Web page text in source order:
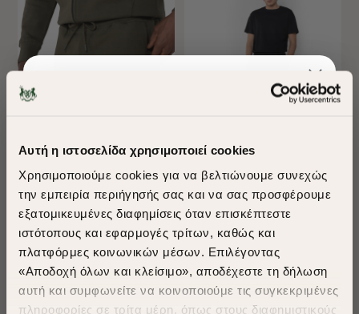
Αυτή η ιστοσελίδα χρησιμοποιεί cookies
Χρησιμοποιούμε cookies για να βελτιώνουμε συνεχώς
την εμπειρία περιήγησής σας και να σας προσφέρουμε
εξατομικευμένες διαφημίσεις όταν επισκέπτεστε
ιστότοπους και εφαρμογές τρίτων, καθώς και
πλατφόρμες κοινωνικών μέσων. Επιλέγοντας
«Αποδοχή όλων και κλείσιμο», αποδέχεστε τη δήλωση
αυτή και συμφωνείτε να κοινοποιούμε τις συγκεκριμένες
πληροφορίες σε τρίτα μέρη, όπως στους διαφημιστικούς
-40%
ΣΟΡΤΣ SPORT ESSENTIAL
€55,00 €33,00
+ 3 Colors
Sustainable Cotton
-40%
ΒΕΡΜΟΥΔΑ SWEAT REGULAR
FIT
€70,00 €42,00
+ 1 Colors
​
A Season of Style
SUMMER SALE